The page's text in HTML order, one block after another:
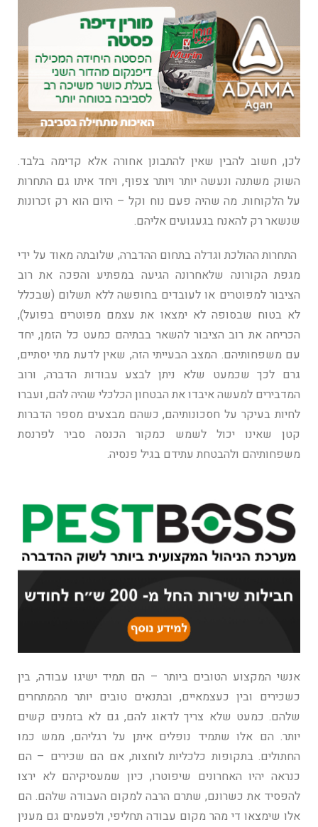
לכן, חשוב להבין שאין להתבונן אחורה אלא קדימה בלבד.
השוק משתנה ונעשה יותר ויותר צפוף, ויחד איתו גם התחרות
על הלקוחות. מה שהיה פעם נוח וקל – היום הוא רק זכרונות
שנשאר רק להאנח בגעגועים אליהם.
התחרות ההולכת וגדלה בתחום ההדברה, שלובתה מאוד על ידי
מגפת הקורונה שלאחרונה הגיעה במפתיע והפכה את רוב
הציבור למפוטרים או לעובדים בחופשה ללא תשלום (שבכלל
לא בטוח שבסופה לא ימצאו את עצמם מפוטרים בפועל),
הכריחה את רוב הציבור להשאר בבתיהם כמעט כל הזמן, יחד
עם משפחותיהם. המצב הבעייתי הזה, שאין לדעת מתי יסתיים,
גרם לכך שכמעט שלא ניתן לבצע עבודות הדברה, ורוב
המדבירים למעשה איבדו את הבטחון הכלכלי שהיה להם, ועברו
לחיות בעיקר על חסכונותיהם, כשהם מבצעים מספר הדברות
קטן שאינו יכול לשמש כמקור הכנסה סביר לפרנסת
משפחותיהם ולהבטחת עתידם בגיל פנסיה.
אנשי המקצוע הטובים ביותר – הם תמיד ישיגו עבודה, בין
כשכירים ובין כעצמאיים, ובתנאים טובים יותר מהמתחרים
שלהם. כמעט שלא צריך לדאוג להם, גם לא בזמנים קשים
יותר. הם אלו שתמיד נופלים איתן על רגליהם, ממש כמו
החתולים. בתקופות כלכליות לוחצות, אם הם שכירים – הם
כנראה יהיו האחרונים שיפוטרו, כיון שמעסיקיהם לא ירצו
להפסיד את כשרונם, שתרם הרבה למקום העבודה שלהם. הם
אלו שימצאו די מהר מקום עבודה תחליפי, ולפעמים גם מענין